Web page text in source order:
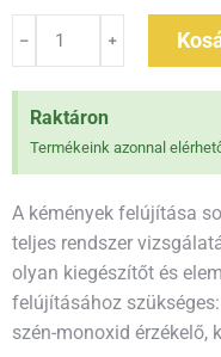
Raktáron
Termékeink azonnal
A kémények felújítása
teljes rendszer
olyan kiegészítőt és
felújításához
szén-monoxid érzékelő,